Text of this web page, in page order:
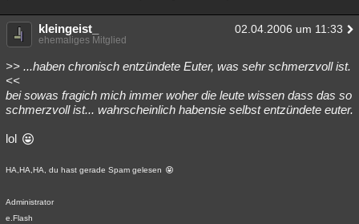
kleingeist_ 02.04.2006 um 11:33
ehemaliges Mitglied
>> ...haben chronisch entzündete Euter, was sehr schmerzvoll ist.
<<
bei sowas fragich mich immer woher die leute wissen dass das so
schmerzvoll ist... wahrscheinlich habensie selbst entzündete euter.
lol
HA,HA,HA, du hast gerade Spam gelesen
Administrator
e.Flash